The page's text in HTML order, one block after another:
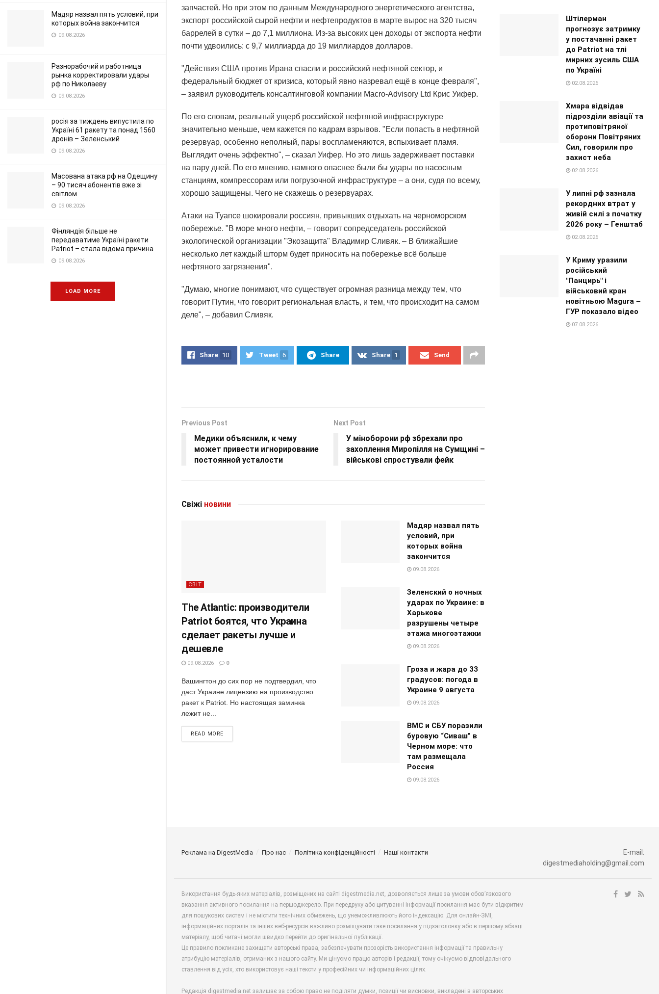
Мадяр назвал пять условий, при
которых война закончится
09.08.2026
Разнорабочий и работница
рынка корректировали удары
рф по Николаеву
09.08.2026
росія за тиждень випустила по
Україні 61 ракету та понад 1560
дронів – Зеленський
09.08.2026
Масована атака рф на Одещину
– 90 тисяч абонентів вже зі
світлом
09.08.2026
Фінляндія більше не
передаватиме Україні ракети
Patriot – стала відома причина
09.08.2026
LOAD MORE
запчастей. Но при этом по данным Международного энергетического агентства,
экспорт российской сырой нефти и нефтепродуктов в марте вырос на 320 тысяч
баррелей в сутки – до 7,1 миллиона. Из-за высоких цен доходы от экспорта нефти
почти удвоились: с 9,7 миллиарда до 19 миллиардов долларов.
"Действия США против Ирана спасли и российский нефтяной сектор, и
федеральный бюджет от кризиса, который явно назревал ещё в конце февраля",
– заявил руководитель консалтинговой компании Macro-Advisory Ltd Крис Уифер.
По его словам, реальный ущерб российской нефтяной инфраструктуре
значительно меньше, чем кажется по кадрам взрывов. "Если попасть в нефтяной
резервуар, особенно неполный, пары воспламеняются, вспыхивает пламя.
Выглядит очень эффектно", – сказал Уифер. Но это лишь задерживает поставки
на пару дней. По его мнению, намного опаснее были бы удары по насосным
станциям, компрессорам или погрузочной инфраструктуре – а они, судя по всему,
хорошо защищены. Чего не скажешь о резервуарах.
Атаки на Туапсе шокировали россиян, привыкших отдыхать на черноморском
побережье. "В море много нефти, – говорит сопредседатель российской
экологической организации "Экозащита" Владимир Сливяк. – В ближайшие
несколько лет каждый шторм будет приносить на побережье всё больше
нефтяного загрязнения".
"Думаю, многие понимают, что существует огромная разница между тем, что
говорит Путин, что говорит региональная власть, и тем, что происходит на самом
деле", – добавил Сливяк.
Share 10 Tweet 6 Share Share 1 Send
Previous Post
Медики объяснили, к чему
может привести игнорирование
постоянной усталости
Next Post
У міноборони рф збрехали про
захоплення Миропілля на Сумщині –
військові спростували фейк
Свіжі новини
СВІТ
The Atlantic: производители
Patriot боятся, что Украина
сделает ракеты лучше и
дешевле
09.08.2026 0
Вашингтон до сих пор не подтвердил, что
даст Украине лицензию на производство
ракет к Patriot. Но настоящая заминка
лежит не...
READ MORE
Мадяр назвал пять
условий, при
которых война
закончится
09.08.2026
Зеленский о ночных
ударах по Украине: в
Харькове
разрушены четыре
этажа многоэтажки
09.08.2026
Гроза и жара до 33
градусов: погода в
Украине 9 августа
09.08.2026
ВМС и СБУ поразили
буровую “Сиваш” в
Черном море: что
там размещала
Россия
09.08.2026
Штілерман
прогнозує затримку
у постачанні ракет
до Patriot на тлі
мирних зусиль США
по Україні
02.08.2026
Хмара відвідав
підрозділи авіації та
протиповітряної
оборони Повітряних
Сил, говорили про
захист неба
02.08.2026
У липні рф зазнала
рекордних втрат у
живій силі з початку
2026 року – Генштаб
02.08.2026
У Криму уразили
російський
"Панцирь" і
військовий кран
новітньою Magura –
ГУР показало відео
07.08.2026
Реклама на DigestMedia Про нас Політика конфіденційності Наші контакти
E-mail:
digestmediaholding@gmail.com
Використання будь-яких матеріалів, розміщених на сайті digestmedia.net, дозволяється лише за умови обов’язкового
вказання активного посилання на першоджерело. При передруку або цитуванні інформації посилання має бути відкритим
для пошукових систем і не містити технічних обмежень, що унеможливлюють його індексацію. Для онлайн-ЗМІ,
інформаційних порталів та інших веб-ресурсів важливо розміщувати таке посилання у підзаголовку або в першому абзаці
матеріалу, щоб читачі могли швидко перейти до оригінальної публікації.
Це правило покликане захищати авторські права, забезпечувати прозорість використання інформації та правильну
атрибуцію матеріалів, отриманих з нашого сайту. Ми цінуємо працю авторів і редакції, тому очікуємо відповідального
ставлення від усіх, хто використовує наші тексти у професійних чи інформаційних цілях.
Редакція digestmedia.net залишає за собою право не поділяти думки, позиції чи висновки, викладені в авторських